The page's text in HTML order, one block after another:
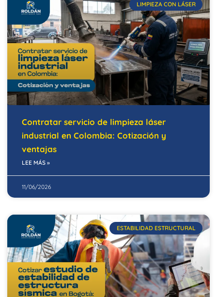
LIMPIEZA CON LÁSER
Contratar servicio de limpieza láser
industrial en Colombia: Cotización y
ventajas
LEE MÁS »
11/06/2026
ESTABILIDAD ESTRUCTURAL